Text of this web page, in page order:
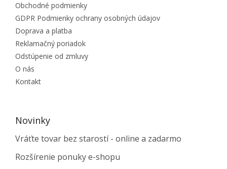
Obchodné podmienky
GDPR Podmienky ochrany osobných údajov
Doprava a platba
Reklamačný poriadok
Odstúpenie od zmluvy
O nás
Kontakt
Novinky
Vráťte tovar bez starostí - online a zadarmo
Rozšírenie ponuky e-shopu